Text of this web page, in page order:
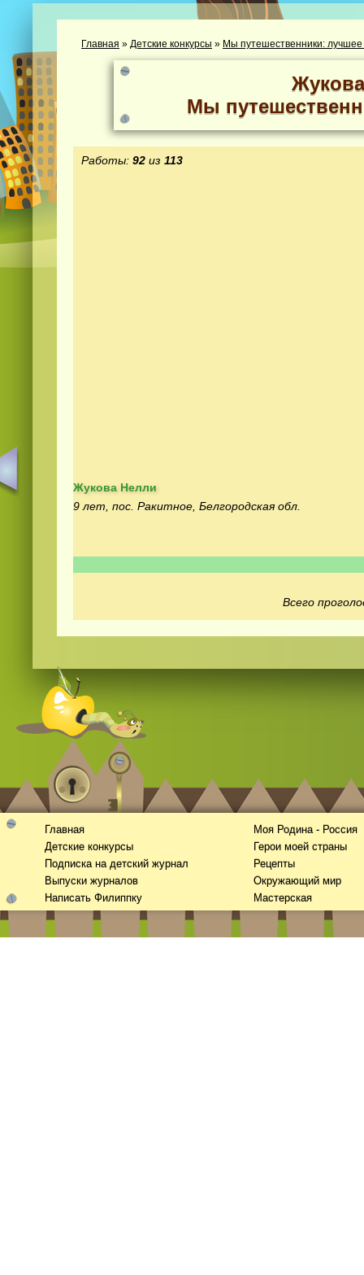
Главная » Детские конкурсы » Мы путешественники:
Мы
Работы: 92 из 113
Жукова Нелли
9 лет, пос. Ракитное, Белгородская обл.
Всего
Главная
Детские конкурсы
Подписка на детский журнал
Выпуски журналов
Написать Филиппку
Моя Родина - Россия
Герои моей страны
Рецепты
Окружающий мир
Мастерская
Смотретьвидео